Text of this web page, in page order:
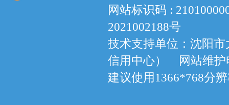
网站标识码 :
2021002188号
技术支持单位：沈阳
信用中心） 网站维护
建议使用1366*768分